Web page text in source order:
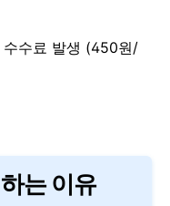
수료 발생 (450원/
는 이유